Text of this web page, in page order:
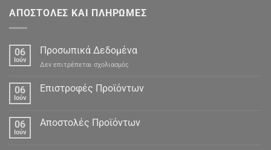
ΑΠΟΣΤΟΛΕΣ ΚΑΙ ΠΛΗΡΩΜΕΣ
06
Ιούν
Προσωπικά Δεδομένα
Δεν επιτρέπεται σχολιασμός
Δεδομένα
06
Ιούν
Επιστροφές Προϊόντων
06
Ιούν
Αποστολές Προϊόντων